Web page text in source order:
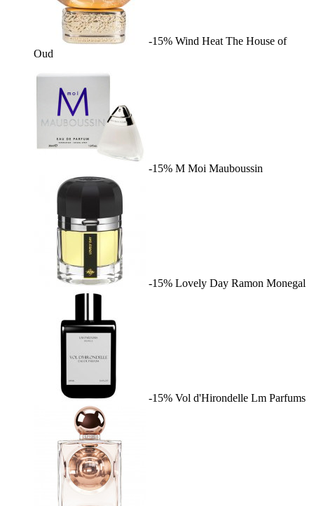
-15% Wind Heat The House of
Oud
-15% M Moi Mauboussin
-15% Lovely Day Ramon Monegal
-15% Vol d'Hirondelle Lm Parfums